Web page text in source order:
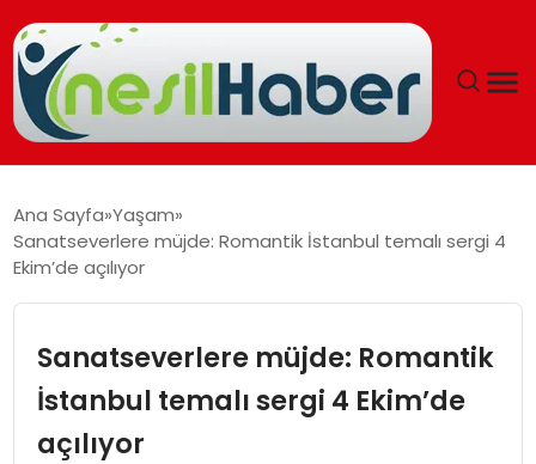
GÜNCEL
EĞITIM
SOSYAL HABER
Ana Sayfa Yaşam
Sanatseverlere müjde: Romantik İstanbul temalı sergi 4
Ekim’de açılıyor
Sanatseverlere müjde: Romantik
İstanbul temalı sergi 4 Ekim’de
açılıyor